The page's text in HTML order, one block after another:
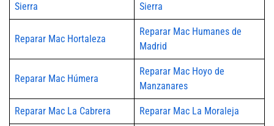
Sierra
Sierra
Reparar Mac Hortaleza
Reparar Mac Humanes de
Madrid
Reparar Mac Húmera
Reparar Mac Hoyo de
Manzanares
Reparar Mac La Cabrera Reparar Mac La Moraleja